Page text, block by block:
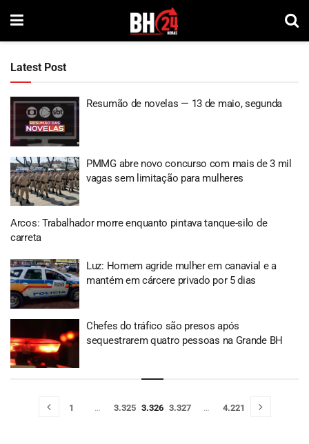
Latest Post
Resumão de novelas — 13 de maio, segunda
PMMG abre novo concurso com mais de 3 mil
vagas sem limitação para mulheres
Arcos: Trabalhador morre enquanto pintava tanque-silo de
carreta
Luz: Homem agride mulher em canavial e a
mantém em cárcere privado por 5 dias
Chefes do tráfico são presos após
sequestrarem quatro pessoas na Grande BH
1 … 3.325 3.326 3.327 … 4.221